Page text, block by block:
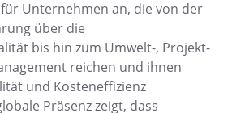
Unternehmen an, die von der
über die
bis hin zum Umwelt-, Projekt-
reichen und ihnen
und Kosteneffizienz
Präsenz zeigt, dass